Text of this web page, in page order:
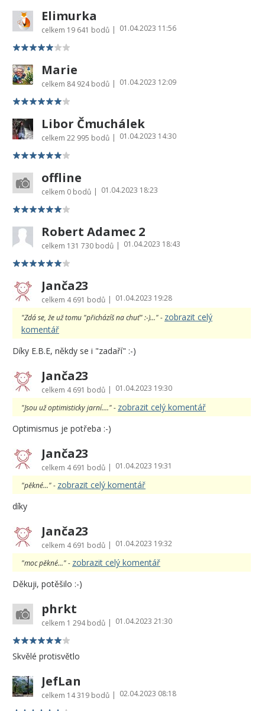
Elimurka
celkem 19 641 bodů 01.04.2023 11:56
Marie
celkem 84 924 bodů 01.04.2023 12:09
Libor Čmuchálek
celkem 22 995 bodů 01.04.2023 14:30
offline
celkem 0 bodů 01.04.2023 18:23
Robert Adamec 2
celkem 131 730 bodů 01.04.2023 18:43
Janča23
celkem 4 691 bodů
01.04.2023 19:28
"Zdá se, že už tomu "přicházíš na chuť" :-)..." - zobrazit celý
komentář
Díky E.B.E, někdy se i "zadaří" :-)
Janča23
celkem 4 691 bodů
01.04.2023 19:30
"Jsou už optimisticky jarní...." - zobrazit celý komentář
Optimismus je potřeba :-)
Janča23
celkem 4 691 bodů
01.04.2023 19:31
"pěkné..." - zobrazit celý komentář
díky
Janča23
celkem 4 691 bodů
01.04.2023 19:32
"moc pěkné..." - zobrazit celý komentář
Děkuji, potěšilo :-)
phrkt
celkem 1 294 bodů 01.04.2023 21:30
Skvělé protisvětlo
JefLan
celkem 14 319 bodů 02.04.2023 08:18